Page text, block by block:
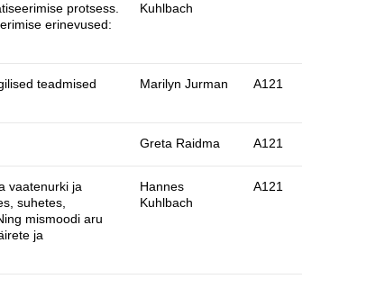
protsess.
erinevused:
Kuhlbach
teadmised
Marilyn Jurman A121
Greta Raidma A121
vaatenurki ja
suhetes,
mismoodi aru
ja
Hannes
Kuhlbach
A121